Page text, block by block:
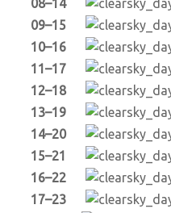
08–14
09–15
10–16
11–17
12–18
13–19
14–20
15–21
16–22
17–23